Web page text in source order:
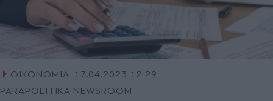
ΟΙΚΟΝΟΜΙΑ 17.04.2023 12:29
PARAPOLITIKA NEWSROOM